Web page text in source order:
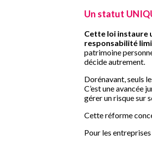
Un statut
Cette loi instaure
responsabilité
patrimoine
décide autrement.
Dorénavant, seuls
C’est une avancée
gérer un risque sur
Cette réforme
Pour les